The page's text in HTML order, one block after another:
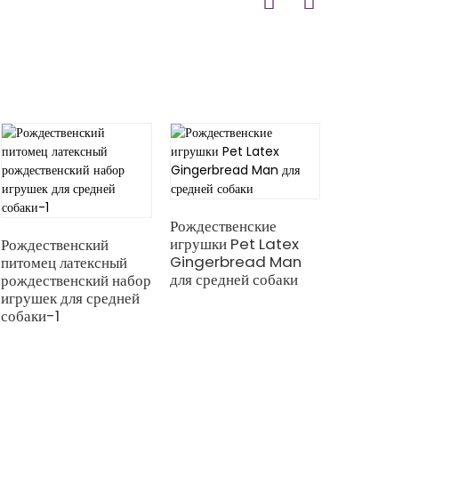
Рождественский
питомец латексный
рождественский набор
игрушек для средней
собаки-1
Рождественские
игрушки Pet Latex
Gingerbread Man
для средней собаки